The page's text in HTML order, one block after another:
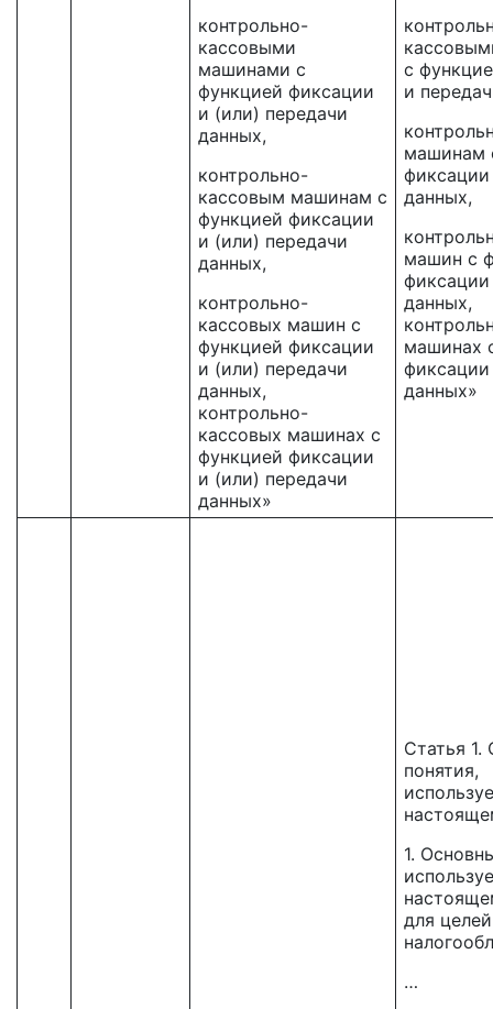
контрольно-
кассовыми
машинами с
функцией фиксации
и (или) передачи
данных,
контрольно-
кассовым машинам с
функцией фиксации
и (или) передачи
данных,
контрольно-
кассовых машин с
функцией фиксации
и (или) передачи
данных,
контрольно-
кассовых машинах с
функцией фиксации
и (или) передачи
данных»
с
и
машинам
данных,
машин с
данных,
машинах
данных»
Статья 1.
понятия,
1.
для целей
…